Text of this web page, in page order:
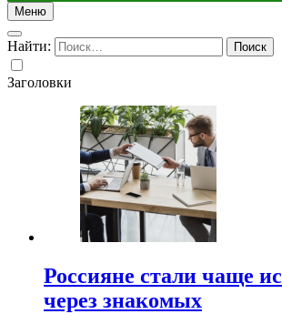
Меню
Найти:
Заголовки
Россияне стали чаще
через знакомых